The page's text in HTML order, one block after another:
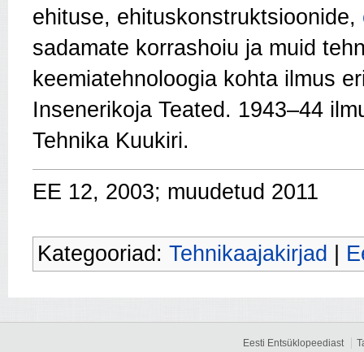
ehituse, ehituskonstruktsioonide,
sadamate korrashoiu ja muid
keemiatehnoloogia kohta ilmus
Insenerikoja Teated. 1943–44
Tehnika Kuukiri.
EE 12, 2003; muudetud 2011
Kategooriad: Tehnikaajakirjad
Eesti Entsüklopeediast